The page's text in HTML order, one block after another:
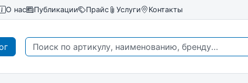
О нас Публикации Прайс Услуги Контакты